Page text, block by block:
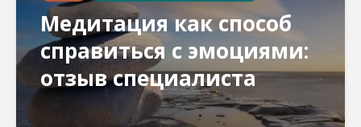
Медитация как способ
справиться с эмоциями:
отзыв специалиста